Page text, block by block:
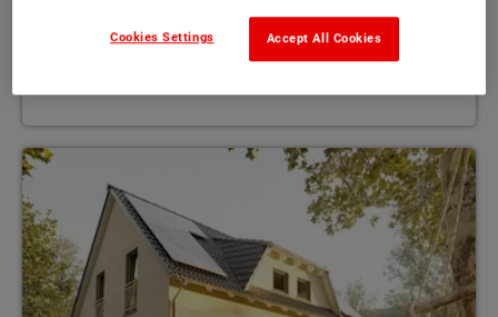
Accept All Cookies
Cookies Settings